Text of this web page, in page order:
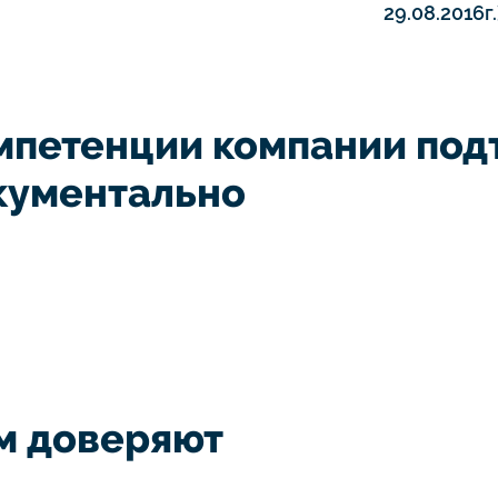
компании
доверяют